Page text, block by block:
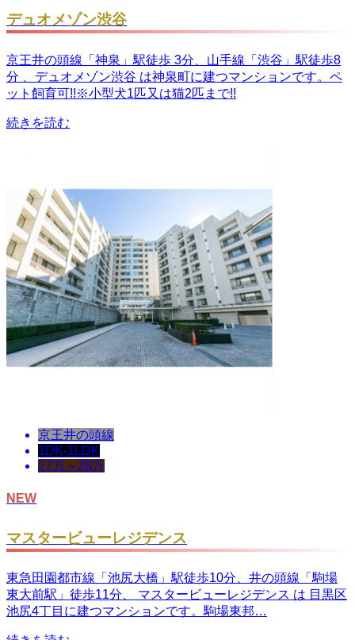
デュオメゾン渋谷
京王井の頭線「神泉」駅徒歩 3分、山手線「渋谷」駅徒歩8
分 、デュオメゾン渋谷 は神泉町に建つマンションです。ペ
ット飼育可!!※小型犬1匹又は猫2匹まで!!
続きを読む
京王井の頭線
1DK-1LDK
27万～28万
NEW
マスタービューレジデンス
東急田園都市線「池尻大橋」駅徒歩10分、井の頭線「駒場
東大前駅」徒歩11分、 マスタービューレジデンス は 目黒区
池尻4丁目に建つマンションです。駒場東邦…